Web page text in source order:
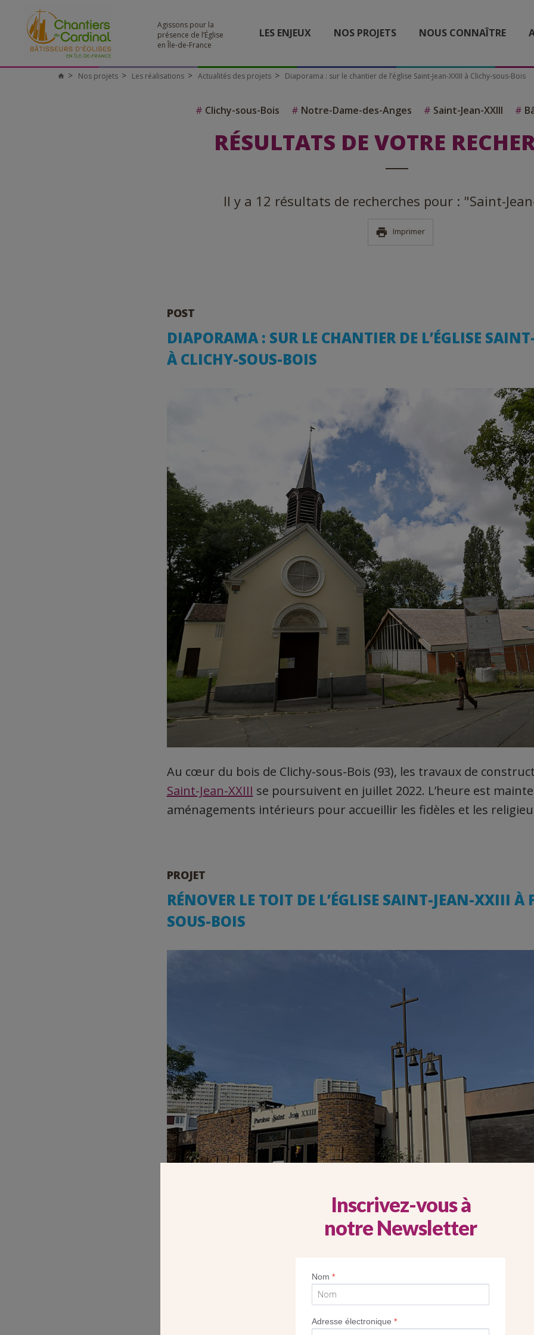
Agissons pour la
présence de l’Église
en Île-de-France
LES ENJEUX NOS PROJETS NOUS CONNAÎTRE
Nos projets Les réalisations Actualités des projets Diaporama : sur le chantier de l’église Saint-Jean-XXIII à Clichy-sous-Bois
# Clichy-sous-Bois # Notre-Dame-des-Anges # Saint-Jean-XXIII #
RÉSULTATS DE VOTRE
Il y a 12 résultats de recherches pour : "Saint-
Imprimer
POST
DIAPORAMA : SUR LE CHANTIER DE L’ÉGLISE
À CLICHY-SOUS-BOIS
Au cœur du bois de Clichy-sous-Bois (93), les travaux de
Saint-Jean-XXIII se poursuivent en juillet 2022. L’heure est
aménagements intérieurs pour accueillir les fidèles et les
PROJET
RÉNOVER LE TOIT DE L’ÉGLISE SAINT-JEAN-XXIII À
SOUS-BOIS
Inscrivez-vous à
notre Newsletter
Nom*
Adresse électronique*